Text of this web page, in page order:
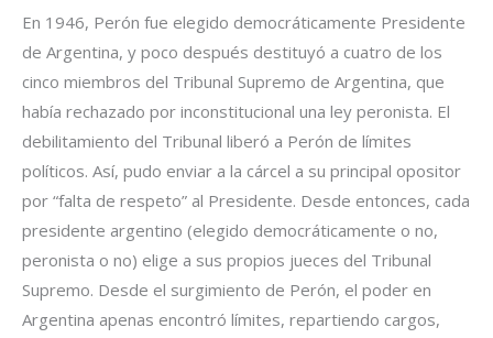
En 1946, Perón fue elegido democráticamente Presidente
de Argentina, y poco después destituyó a cuatro de los
cinco miembros del Tribunal Supremo de Argentina, que
había rechazado por inconstitucional una ley peronista. El
debilitamiento del Tribunal liberó a Perón de límites
políticos. Así, pudo enviar a la cárcel a su principal opositor
por “falta de respeto” al Presidente. Desde entonces, cada
presidente argentino (elegido democráticamente o no,
peronista o no) elige a sus propios jueces del Tribunal
Supremo. Desde el surgimiento de Perón, el poder en
Argentina apenas encontró límites, repartiendo cargos,